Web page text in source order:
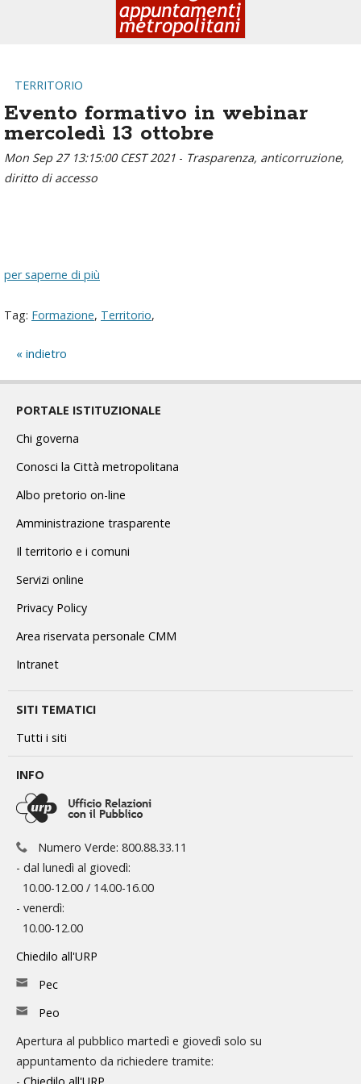
TERRITORIO
Evento formativo in webinar
mercoledì 13 ottobre
Mon Sep 27 13:15:00 CEST 2021 - Trasparenza, anticorruzione,
diritto di accesso
per saperne di più
Tag: Formazione, Territorio,
indietro
PORTALE ISTITUZIONALE
Chi governa
Conosci la Città metropolitana
Albo pretorio on-line
Amministrazione trasparente
Il territorio e i comuni
Servizi online
Privacy Policy
Area riservata personale CMM
Intranet
SITI TEMATICI
Tutti i siti
INFO
Numero Verde: 800.88.33.11
- dal lunedì al giovedì:
10.00-12.00 / 14.00-16.00
- venerdì:
10.00-12.00
Chiedilo all'URP
Pec
Peo
Apertura al pubblico martedì e giovedì solo su
appuntamento da richiedere tramite: